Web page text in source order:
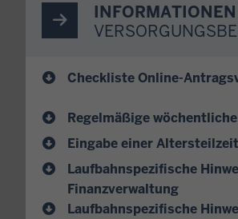
Checkliste Online-
Regelmäßige
Eingabe einer
Laufbahnspezifische
Finanzverwaltung
Laufbahnspezifische